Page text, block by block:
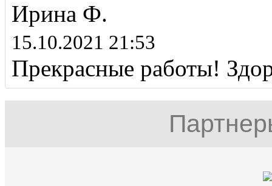
Ирина Ф.
15.10.2021 21:53
Прекрасные работы!